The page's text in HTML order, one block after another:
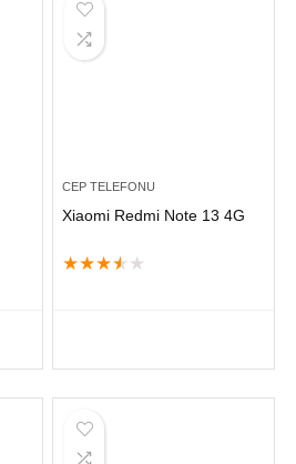
CEP TELEFONU
Xiaomi Redmi Note 13 4G
★★★★ ★